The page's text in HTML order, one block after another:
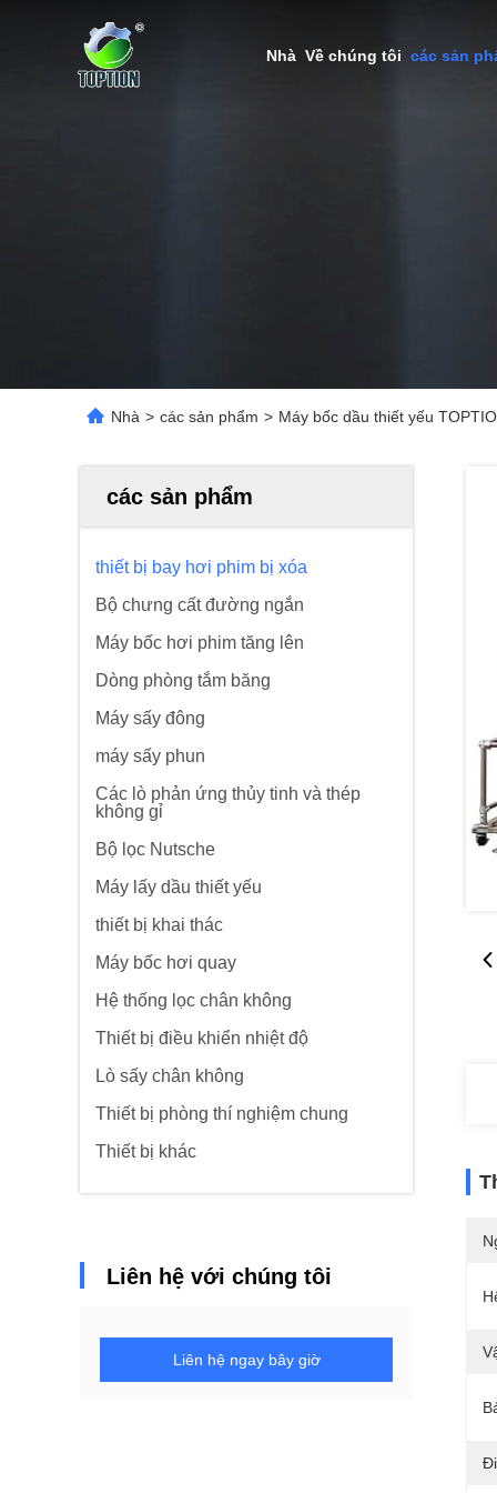
Nhà Về chúng tôi các sản
Nhà > các sản phẩm > Máy bốc dầu thiết yếu
các sản phẩm
thiết bị bay hơi phim bị xóa
Bộ chưng cất đường ngắn
Máy bốc hơi phim tăng lên
Dòng phòng tắm băng
Máy sấy đông
máy sấy phun
Các lò phản ứng thủy tinh và thép
không gỉ
Bộ lọc Nutsche
Máy lấy dầu thiết yếu
thiết bị khai thác
Máy bốc hơi quay
Hệ thống lọc chân không
Thiết bị điều khiển nhiệt độ
Lò sấy chân không
Thiết bị phòng thí nghiệm chung
Thiết bị khác
Liên hệ với chúng tôi
Liên hệ ngay bây giờ